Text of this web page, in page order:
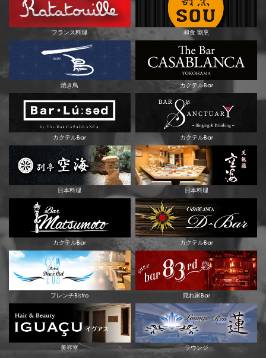
フランス料理 和食 割烹
焼き鳥 カクテルBar
カクテルBar カクテルBar
日本料理 日本料理
カクテルBar カクテルBar
フレンチBistro 隠れ家Bar
美容室 ラウンジ